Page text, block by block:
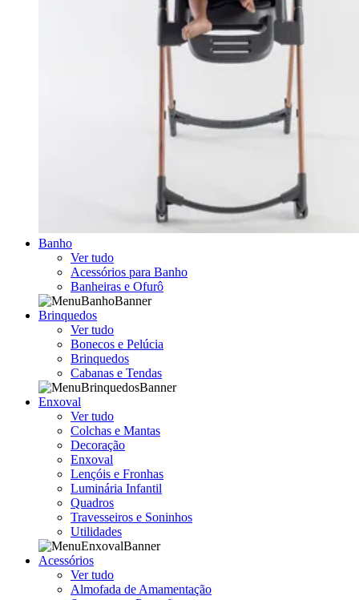
Banho
Ver tudo
Acessórios para Banho
Banheiras e Ofurô
Brinquedos
Ver tudo
Bonecos e Pelúcia
Brinquedos
Cabanas e Tendas
Enxoval
Ver tudo
Colchas e Mantas
Decoração
Enxoval
Lençóis e Fronhas
Luminária Infantil
Quadros
Travesseiros e Soninhos
Utilidades
Acessórios
Ver tudo
Almofada de Amamentação